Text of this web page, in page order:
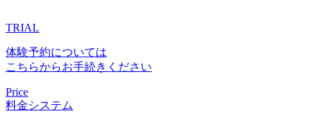
TRIAL
体験予約については
こちらからお手続きください
Price
料金システム